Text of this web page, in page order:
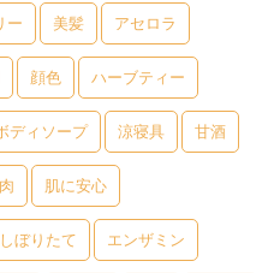
ー 美髪 アセロラ
顔色 ハーブティー
ディソープ 涼寝具 甘酒
肌に安心
しぼりたて エンザミン